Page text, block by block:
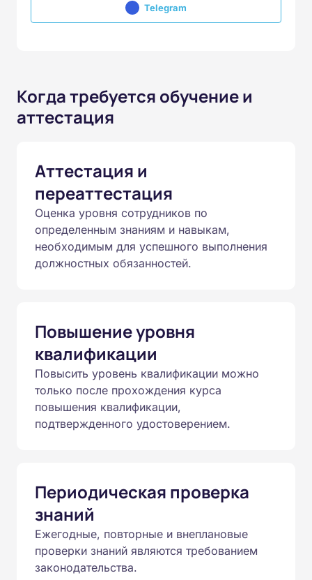
Telegram
Когда требуется обучение и
аттестация
Аттестация и
переаттестация
Оценка уровня сотрудников по
определенным знаниям и навыкам,
необходимым для успешного выполнения
должностных обязанностей.
Повышение уровня
квалификации
Повысить уровень квалификации можно
только после прохождения курса
повышения квалификации,
подтвержденного удостоверением.
Периодическая проверка
знаний
Ежегодные, повторные и внеплановые
проверки знаний являются требованием
законодательства.